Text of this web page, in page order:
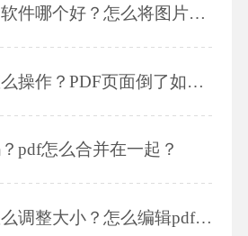
pdf编辑免费的软件哪个好？怎么将图片转换为pdf格式？
pdf编辑图片怎么操作？PDF页面倒了如何旋转回正?
pdf怎么合并在一起？
pdf图片编辑怎么调整大小？怎么编辑pdf的文字？